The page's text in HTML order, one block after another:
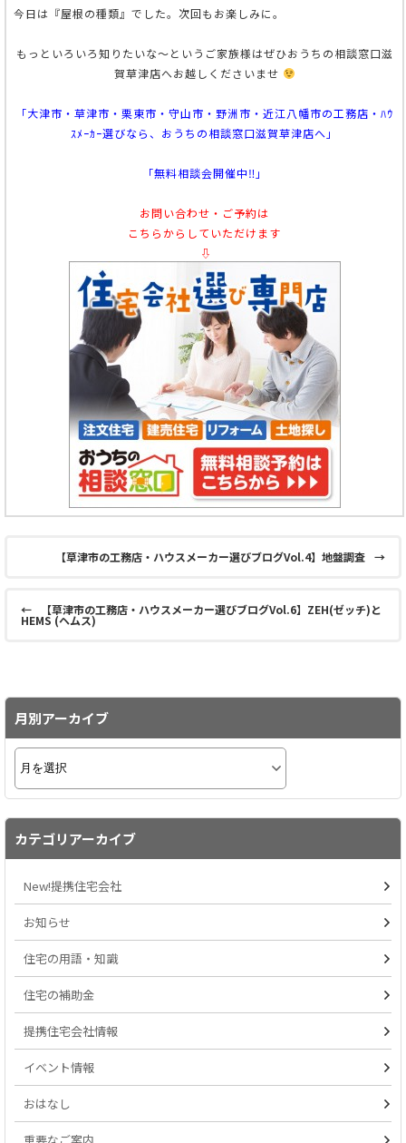
今日は『屋根の種類』でした。次回もお楽しみに。
もっといろいろ知りたいな～というご家族様はぜひおうちの相談窓口滋
賀草津店へお越しくださいませ
「大津市・草津市・栗東市・守山市・野洲市・近江八幡市の工務店・ﾊｳ
ｽﾒｰｶｰ選びなら、おうちの相談窓口滋賀草津店へ」
「無料相談会開催中‼」
お問い合わせ・ご予約は
こちらからしていただけます
⇩
【草津市の工務店・ハウスメーカー選びブログVol.4】地盤調査 →
← 【草津市の工務店・ハウスメーカー選びブログVol.6】ZEH(ゼッチ)と
HEMS (ヘムス)
月別アーカイブ
カテゴリアーカイブ
New!提携住宅会社
お知らせ
住宅の用語・知識
住宅の補助金
提携住宅会社情報
イベント情報
おはなし